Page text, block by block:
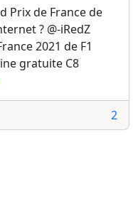
Prix de France de
? @-iRedZ
2021 de F1
gratuite C8
2